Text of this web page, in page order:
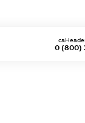
0 (800)